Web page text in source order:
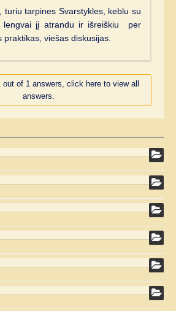
turiu tarpines Svarstykles, keblu su
lengvai jį atrandu ir išreiškiu per
praktikas, viešas diskusijas.
out of 1 answers, click here to view all
answers.